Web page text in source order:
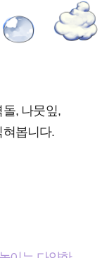
, 나뭇잎,
봅니다.